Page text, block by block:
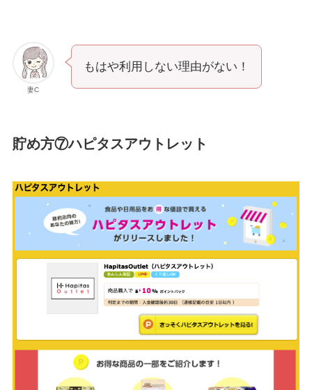
妻C
もはや利用しない理由がない！
貯め方⑦ハピタスアウトレット